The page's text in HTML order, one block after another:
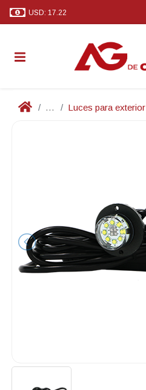
USD: 17.22
... Luces para exterior